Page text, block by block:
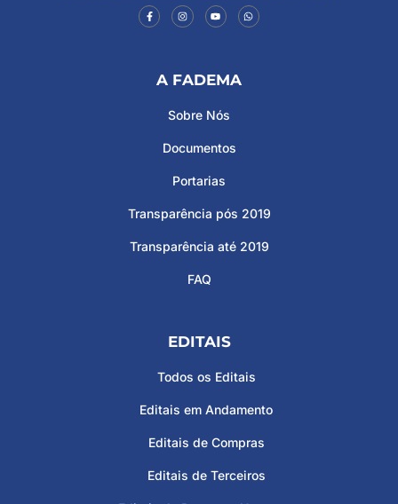
A FADEMA
Sobre Nós
Documentos
Portarias
Transparência pós 2019
Transparência até 2019
FAQ
EDITAIS
Todos os Editais
Editais em Andamento
Editais de Compras
Editais de Terceiros